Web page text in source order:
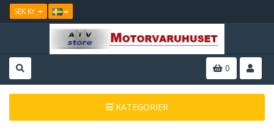
SEK Kr
0
KATEGORIER